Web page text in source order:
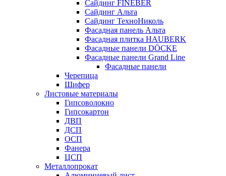
Сайдинг FINEBER
Сайдинг Альта
Сайдинг ТехноНиколь
Фасадная панель Альта
Фасадная плитка HAUBERK
Фасадные панели DÖCKE
Фасадные панели Grand Line
Фасадные панели
Черепица
Шифер
Листовые материалы
Гипсоволокно
Гипсокартон
ДВП
ДСП
ОСП
Фанера
ЦСП
Металлопрокат